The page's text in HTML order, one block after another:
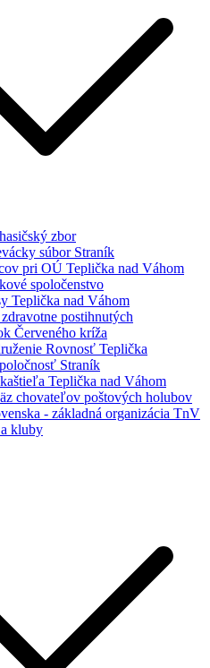
zbor
súbor Straník
pri OÚ Teplička nad Váhom
spoločenstvo
Teplička nad Váhom
postihnutých
Červeného kríža
Rovnosť Teplička
Straník
Teplička nad Váhom
chovateľov poštových holubov
- základná organizácia TnV
kluby